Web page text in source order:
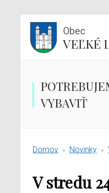
Obec
VEĽKÉ
VYBAVIŤ
Domov Novinky
V stredu